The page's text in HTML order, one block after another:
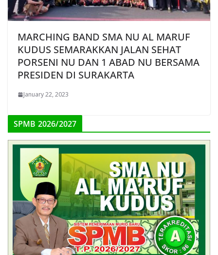
MARCHING BAND SMA NU AL MARUF
KUDUS SEMARAKKAN JALAN SEHAT
PORSENI NU DAN 1 ABAD NU BERSAMA
PRESIDEN DI SURAKARTA
January 22, 2023
SPMB 2026/2027